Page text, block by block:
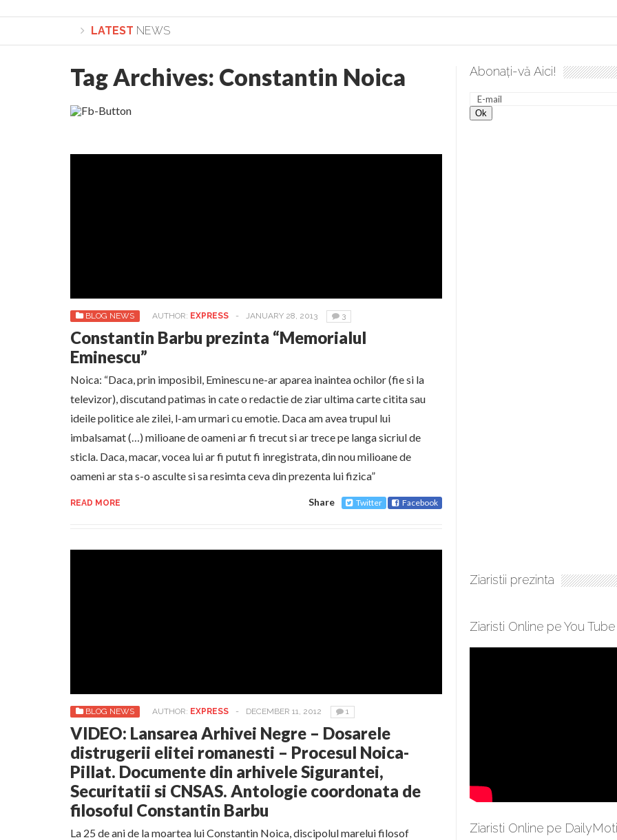
LATEST NEWS
Lepădarea de sine și urmarea lui Hristos. Calea spre desăvârșire. Gând de duminică de Elena Solunca Moise
Tag Archives: Constantin Noica
BLOG NEWS AUTHOR: EXPRESS - JANUARY 28, 2013 3
Constantin Barbu prezinta “Memorialul
Eminescu”
Noica: “Daca, prin imposibil, Eminescu ne-ar aparea inaintea ochilor (fie si la
televizor), discutand patimas in cate o redactie de ziar ultima carte citita sau
ideile politice ale zilei, l-am urmari cu emotie. Daca am avea trupul lui
imbalsamat (…) milioane de oameni ar fi trecut si ar trece pe langa sicriul de
sticla. Daca, macar, vocea lui ar fi putut fi inregistrata, din nou milioane de
oameni ar sta s-o asculte si sa resimta ceva din prezenta lui fizica”
READ MORE Share Twitter Facebook
BLOG NEWS AUTHOR: EXPRESS - DECEMBER 11, 2012 1
VIDEO: Lansarea Arhivei Negre – Dosarele
distrugerii elitei romanesti – Procesul Noica-
Pillat. Documente din arhivele Sigurantei,
Securitatii si CNSAS. Antologie coordonata de
filosoful Constantin Barbu
La 25 de ani de la moartea lui Constantin Noica, discipolul marelui filosof
Abonați-vă Aici!
Ziaristii prezinta
Ziaristi Online pe You Tube
Ziaristi Online pe